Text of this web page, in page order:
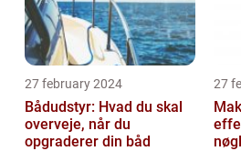
27 february 2024
Bådudstyr: Hvad du skal
overveje, når du
opgraderer din båd
27